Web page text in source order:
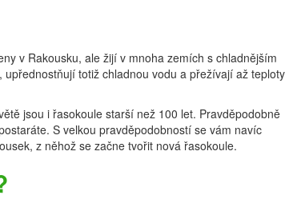
v Rakousku, ale žijí v mnoha zemích s chladnějším
totiž chladnou vodu a přežívají až teploty
jsou i řasokoule starší než 100 let. Pravděpodobně
S velkou pravděpodobností se vám navíc
z něhož se začne tvořit nová řasokoule.